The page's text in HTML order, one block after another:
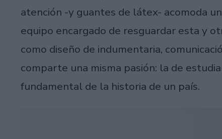
atención -y guantes de látex- acomoda
equipo encargado de resguardar esta y
como diseño de indumentaria,
comparte una misma pasión: la de
fundamental de la historia de un país.